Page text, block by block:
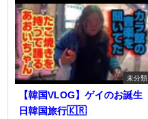
未分類
【韓国VLOG】ゲイのお誕生
日韓国旅行🇰🇷